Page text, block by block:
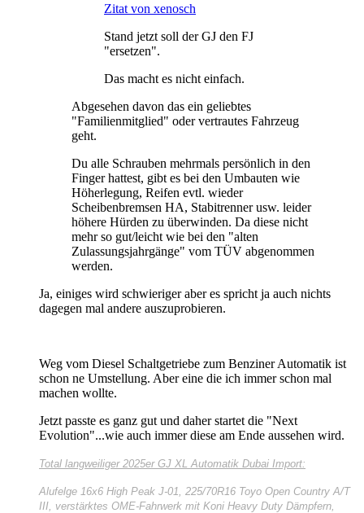
Zitat von xenosch
Stand jetzt soll der GJ den FJ
"ersetzen".
Das macht es nicht einfach.
Abgesehen davon das ein geliebtes
"Familienmitglied" oder vertrautes Fahrzeug
geht.
Du alle Schrauben mehrmals persönlich in den
Finger hattest, gibt es bei den Umbauten wie
Höherlegung, Reifen evtl. wieder
Scheibenbremsen HA, Stabitrenner usw. leider
höhere Hürden zu überwinden. Da diese nicht
mehr so gut/leicht wie bei den "alten
Zulassungsjahrgänge" vom TÜV abgenommen
werden.
Ja, einiges wird schwieriger aber es spricht ja auch nichts
dagegen mal andere auszuprobieren.
Weg vom Diesel Schaltgetriebe zum Benziner Automatik ist
schon ne Umstellung. Aber eine die ich immer schon mal
machen wollte.
Jetzt passte es ganz gut und daher startet die "Next
Evolution"...wie auch immer diese am Ende aussehen wird.
Total langweiliger 2025er GJ XL Automatik Dubai Import:
Alufelge 16x6 High Peak J-01, 225/70R16 Toyo Open Country A/T
III, verstärktes OME-Fahrwerk mit Koni Heavy Duty Dämpfern,